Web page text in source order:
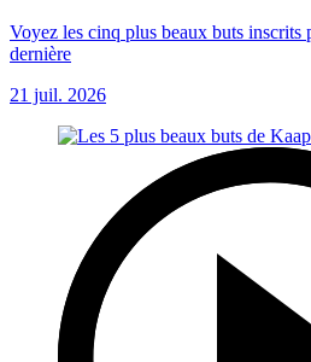
Voyez les cinq plus beaux buts inscrits
dernière
21 juil. 2026